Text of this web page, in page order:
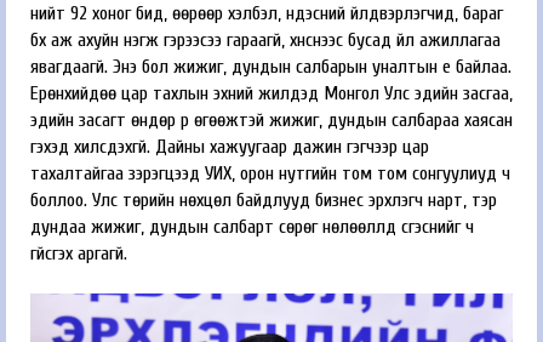
нийт 92 хоног бид, өөрөөр хэлбэл, үндэсний үйлдвэрлэгчид, бараг
бүх аж ахуйн нэгж гэрээсээ гараагүй, хүнснээс бусад үйл ажиллагаа
явагдаагүй. Энэ бол жижиг, дундын салбарын уналтын үе байлаа.
Ерөнхийдөө цар тахлын эхний жилүүдэд Монгол Улс эдийн засгаа,
эдийн засагт өндөр үр өгөөжтэй жижиг, дундын салбараа хаясан
гэхэд хилсдэхгүй. Дайны хажуугаар дажин гэгчээр цар
тахалтайгаа зэрэгцээд УИХ, орон нутгийн том том сонгуулиуд ч
боллоо. Улс төрийн нөхцөл байдлууд бизнес эрхлэгч нарт, тэр
дундаа жижиг, дундын салбарт сөрөг нөлөөллүүд үүсгэснийг ч
үгүйсгэх аргагүй.